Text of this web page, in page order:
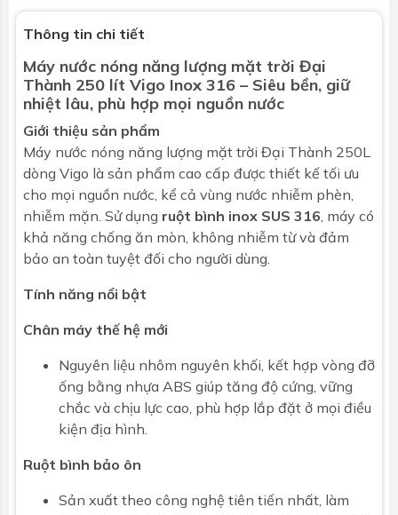
chống ăn
mòn
Bảo hành 5 năm
Thu nhiệt
Loại
Ống thủy tinh chân không 3 lớp: - Lớp
truyền nhiệt - Lớp hấp thụ nhiệt - Lớp
phản quang
Chiều dài 1800mm
Đường kính 58mm
Số ống 24
Thông tin chi tiết
Máy nước nóng năng lượng mặt trời Đại
Thành 250 lít Vigo Inox 316 – Siêu bền, giữ
nhiệt lâu, phù hợp mọi nguồn nước
Giới thiệu sản phẩm
Máy nước nóng năng lượng mặt trời Đại Thành 250L
dòng Vigo là sản phẩm cao cấp được thiết kế tối ưu
cho mọi nguồn nước, kể cả vùng nước nhiễm phèn,
nhiễm mặn. Sử dụng ruột bình inox SUS 316 , máy có
khả năng chống ăn mòn, không nhiễm từ và đảm
bảo an toàn tuyệt đối cho người dùng.
Tính năng nổi bật
Chân máy thế hệ mới
Nguyên liệu nhôm nguyên khối, kết hợp vòng đỡ
ống bằng nhựa ABS giúp tăng độ cứng, vững
chắc và chịu lực cao, phù hợp lắp đặt ở mọi điều
kiện địa hình.
Ruột bình bảo ôn
Sản xuất theo công nghệ tiên tiến nhất, làm